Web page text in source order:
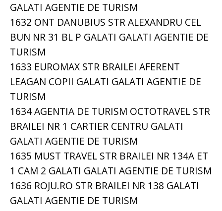
GALATI AGENTIE DE TURISM
1632 ONT DANUBIUS STR ALEXANDRU CEL
BUN NR 31 BL P GALATI GALATI AGENTIE DE
TURISM
1633 EUROMAX STR BRAILEI AFERENT
LEAGAN COPII GALATI GALATI AGENTIE DE
TURISM
1634 AGENTIA DE TURISM OCTOTRAVEL STR
BRAILEI NR 1 CARTIER CENTRU GALATI
GALATI AGENTIE DE TURISM
1635 MUST TRAVEL STR BRAILEI NR 134A ET
1 CAM 2 GALATI GALATI AGENTIE DE TURISM
1636 ROJU.RO STR BRAILEI NR 138 GALATI
GALATI AGENTIE DE TURISM